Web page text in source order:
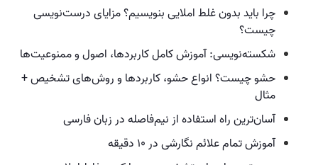
چرا باید بدون غلط املایی بنویسیم؟ مزایای درست‌نویسی
چیست؟
شکسته‌نویسی: آموزش کامل کاربردها، اصول و ممنوعیت‌ها
حشو چیست؟ انواع حشو، کاربردها و روش‌های تشخیص +
مثال
آسان‌ترین راه استفاده از نیم‌فاصله در زبان فارسی
آموزش تمام علائم نگارشی در ۱۰ دقیقه